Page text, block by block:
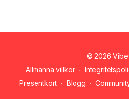
© 2026
Allmänna villkor ∙
Presentkort ∙ Blogg ∙